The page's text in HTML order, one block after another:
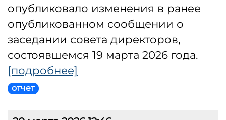
опубликовало изменения в ранее
опубликованном сообщении о
заседании совета директоров,
состоявшемся 19 марта 2026 года.
[подробнее]
отчет